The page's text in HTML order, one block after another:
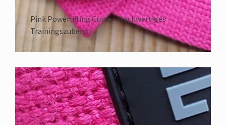
Pink Powerlifting Gurte - Hochwertiges
Trainingszubehör